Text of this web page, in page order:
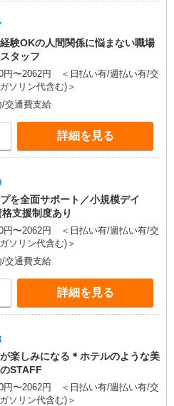
験OKの人間関係に悩まない職場
タッフ
円〜2062円 ＜日払い有/週払い有/交
ソリン代含む)＞
/交通費支給
詳細を見る
を全面サポート／小規模デイ
支援制度あり
円〜2062円 ＜日払い有/週払い有/交
ソリン代含む)＞
/交通費支給
詳細を見る
楽しみになる＊ホテルのような美
STAFF
円〜2062円 ＜日払い有/週払い有/交
ソリン代含む)＞